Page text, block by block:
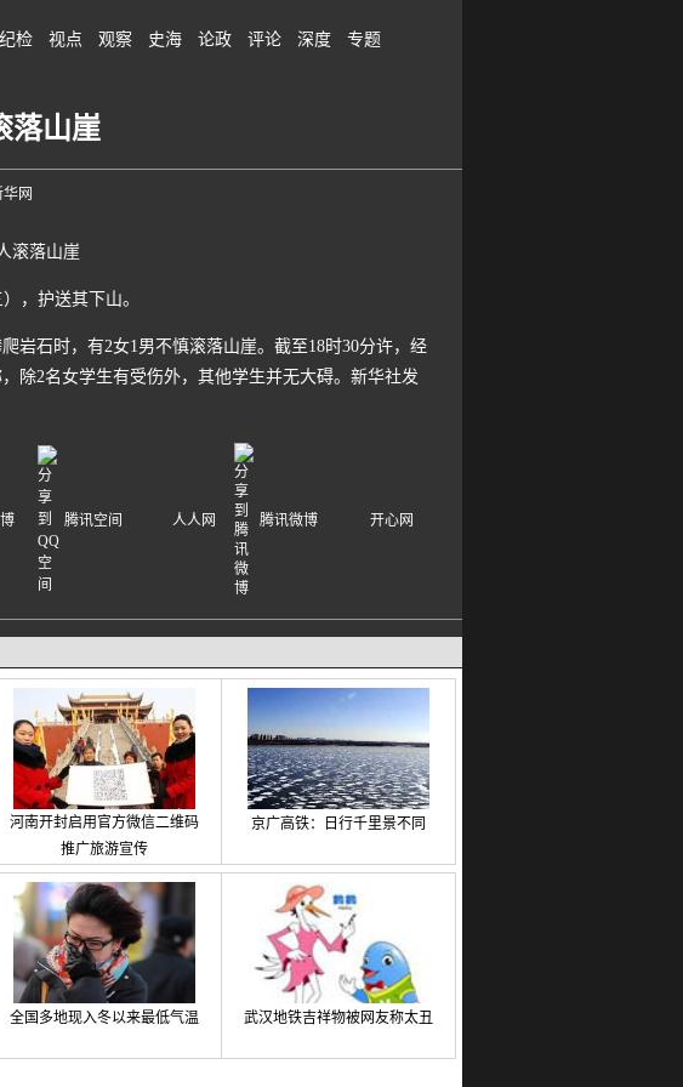
纪检 视点 观察 史海 论政 评论 深度 专题
落山崖
华网
，护送其下山。
石时，有2女1男不慎滚落山崖。截至18时30分许，经
除2名女学生有受伤外，其他学生并无大碍。新华社发
腾讯空间 人人网 腾讯微博 开心网
河南开封启用官方微信二维码
推广旅游宣传
京广高铁：日行千里景不同
全国多地现入冬以来最低气温 武汉地铁吉祥物被网友称太丑